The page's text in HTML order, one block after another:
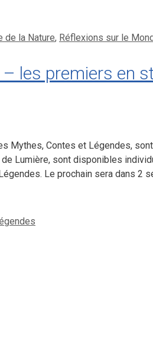
de la Nature, Réflexions sur le
– les premiers en
Mythes, Contes et Légendes,
Lumière, sont disponibles
Le prochain sera dans 2